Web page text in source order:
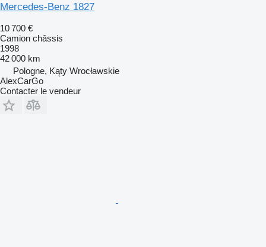
Mercedes-Benz 1827
10 700 €
Camion châssis
1998
42 000 km
Pologne, Kąty Wrocławskie
AlexCarGo
Contacter le vendeur